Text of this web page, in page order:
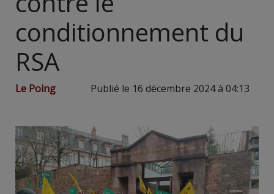
conditionnement du
RSA
Le Poing Publié le 16 décembre 2024 à 04:13